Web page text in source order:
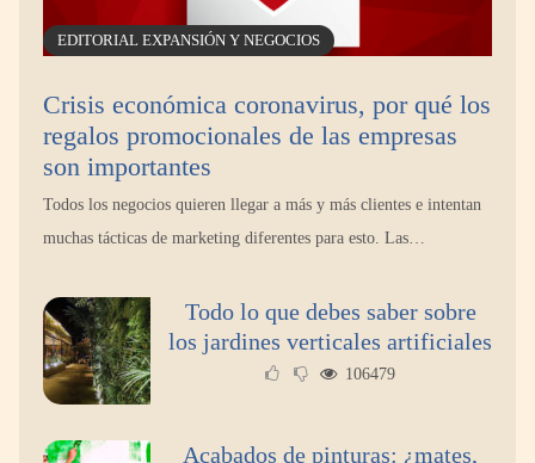
Moquetas y alfombras: errores comunes al
limpiarlas y cómo mantenerlas como nuevas
EDITORIAL EXPANSIÓN Y NEGOCIOS
Crisis económica coronavirus, por qué los
regalos promocionales de las empresas
son importantes
Todos los negocios quieren llegar a más y más clientes e intentan
muchas tácticas de marketing diferentes para esto. Las…
Todo lo que debes saber sobre
los jardines verticales artificiales
106479
Acabados de pinturas: ¿mates,